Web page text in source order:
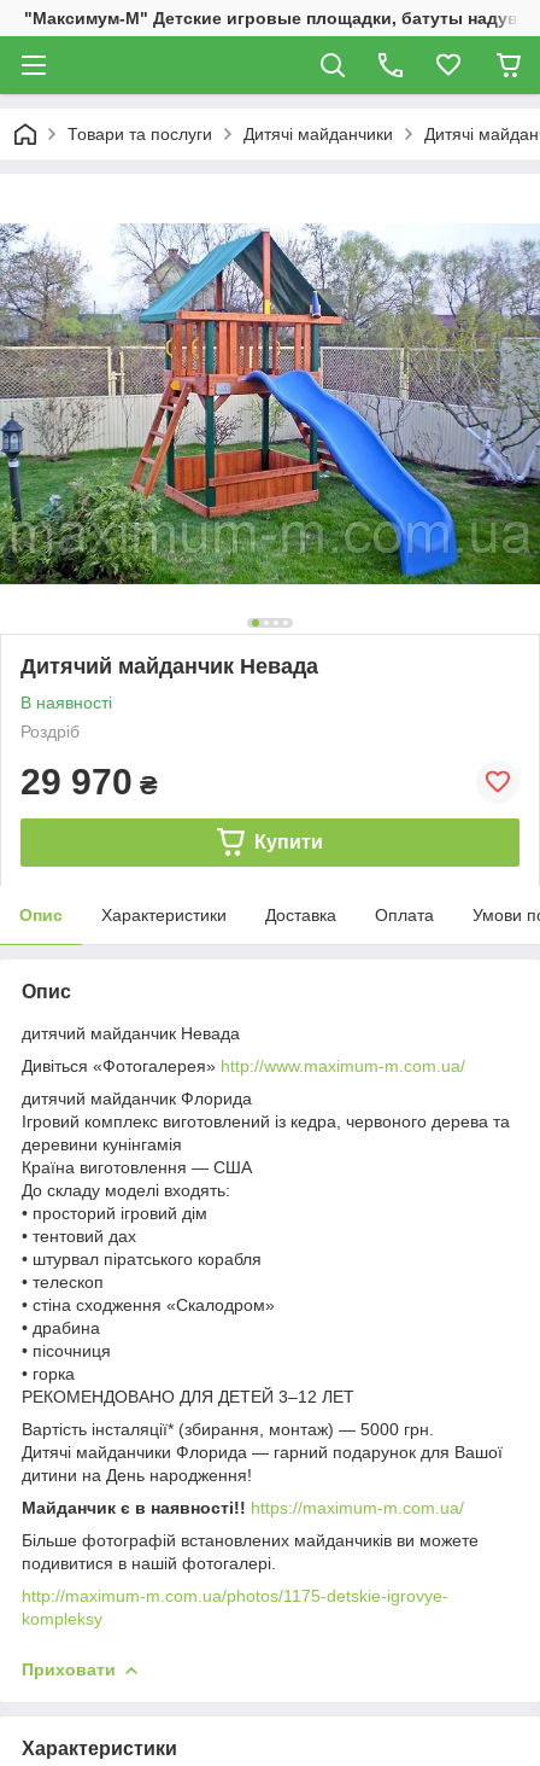
"Максимум-М" Детские игровые площадки, батуты
Товари та послуги Дитячі майданчики Дитячі
Дитячий майданчик Невада
В наявності
Роздріб
29 970 ₴
Купити
Опис Характеристики Доставка Оплата Умови
Опис
дитячий майданчик Невада
Дивіться «Фотогалерея» http://www.maximum-m.com.ua/
дитячий майданчик Флорида
Ігровий комплекс виготовлений із кедра, червоного дерева та
деревини кунінгамія
Країна виготовлення — США
До складу моделі входять:
• просторий ігровий дім
• тентовий дах
• штурвал піратського корабля
• телескоп
• стіна сходження «Скалодром»
• драбина
• пісочниця
• горка
РЕКОМЕНДОВАНО ДЛЯ ДЕТЕЙ 3–12 ЛЕТ
Вартість інсталяції* (збирання, монтаж) — 5000 грн.
Дитячі майданчики Флорида — гарний подарунок для Вашої
дитини на День народження!
Майданчик є в наявності!! https://maximum-m.com.ua/
Більше фотографій встановлених майданчиків ви можете
подивитися в нашій фотогалері.
http://maximum-m.com.ua/photos/1175-detskie-igrovye-
kompleksy
Приховати
Характеристики